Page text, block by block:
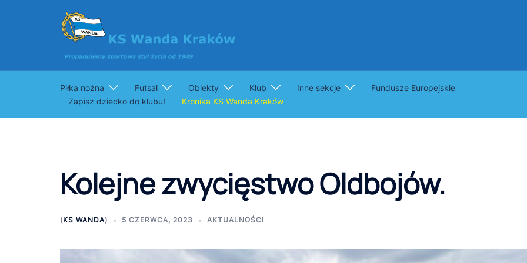
Piłka nożna Futsal Obiekty Klub Inne sekcje
Fundusze Europejskie
Zapisz dziecko do klubu!
Kronika KS Wanda Kraków
Kolejne zwycięstwo Oldbojów.
(KS WANDA) 5 CZERWCA, 2023 AKTUALNOŚCI